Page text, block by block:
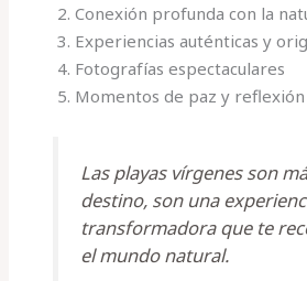
Conexión profunda con la
Experiencias auténticas y
Fotografías espectaculares
Momentos de paz y reflexión
Las playas vírgenes son
destino, son una
transformadora que te
el mundo natural.